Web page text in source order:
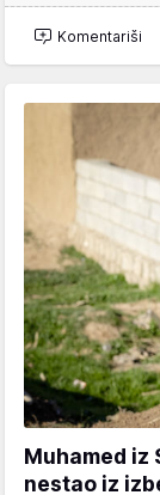
Komentariši
Muhamed iz
nestao iz